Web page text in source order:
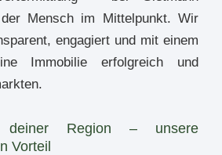
Mensch im Mittelpunkt. Wir
engagiert und mit einem
Immobilie erfolgreich und
deiner Region – unsere
Vorteil